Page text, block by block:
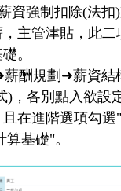
資強制扣除(法扣
主管津貼，此二
。
酬規劃➜薪資結
)，各別點入欲設
在進階選項勾
基礎"。